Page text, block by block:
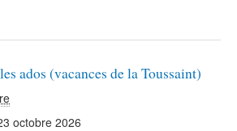
ados (vacances de la Toussaint)
octobre 2026